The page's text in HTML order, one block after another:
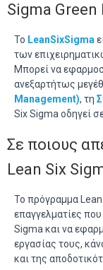
Sigma
Το LeanSixSigma
των
Μπορεί να
ανεξαρτήτως
Management), τη
Six Sigma οδηγεί
Σε ποιους
Lean Six
Το πρόγραμμα
επαγγελματίες
Sigma και να
εργασίας τους,
και της